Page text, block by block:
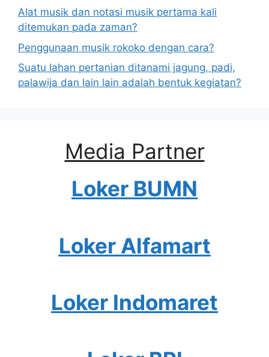
Alat musik dan notasi musik pertama kali
ditemukan pada zaman?
Penggunaan musik rokoko dengan cara?
Suatu lahan pertanian ditanami jagung, padi,
palawija dan lain lain adalah bentuk kegiatan?
Media Partner
Loker BUMN
Loker Alfamart
Loker Indomaret